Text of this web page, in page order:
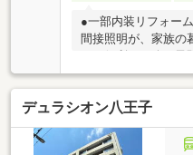
●一部内装リフォー
間接照明が、家族の
っぷり！さわやかな
内は木目柄＆ホワイ
リノベーションしま
す！●緑が奏でるア
得られる上質な時間
デュラシオン八王子